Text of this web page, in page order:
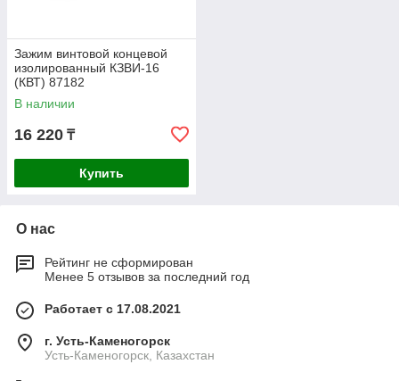
Зажим винтовой концевой
изолированный КЗВИ-16
(КВТ) 87182
В наличии
16 220 ₸
Купить
О нас
Рейтинг не сформирован
Менее 5 отзывов за последний год
Работает с 17.08.2021
г. Усть-Каменогорск
Усть-Каменогорск, Казахстан